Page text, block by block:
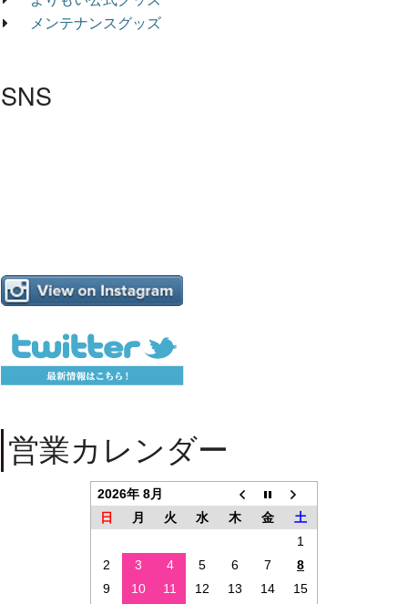
メンテナンスグッズ
SNS
営業カレンダー
2026年 8月
日
月 火 水 木 金
土
1
2
3 4 5 6 7
8
9
10 11 12 13 14 15